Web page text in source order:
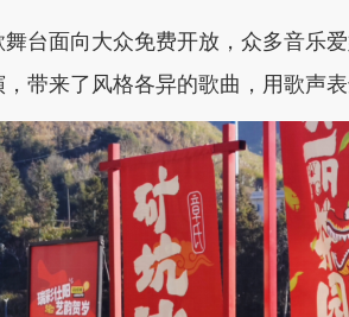
台面向大众免费开放，众多音乐
，带来了风格各异的歌曲， 用歌声